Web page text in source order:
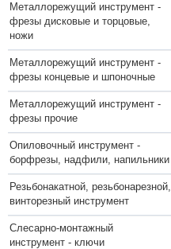
Металлорежущий инструмент -
фрезы дисковые и торцовые,
ножи
Металлорежущий инструмент -
фрезы концевые и шпоночные
Металлорежущий инструмент -
фрезы прочие
Опиловочный инструмент -
борфрезы, надфили, напильники
Резьбонакатной, резьбонарезной,
винторезный инструмент
Слесарно-монтажный
инструмент - ключи